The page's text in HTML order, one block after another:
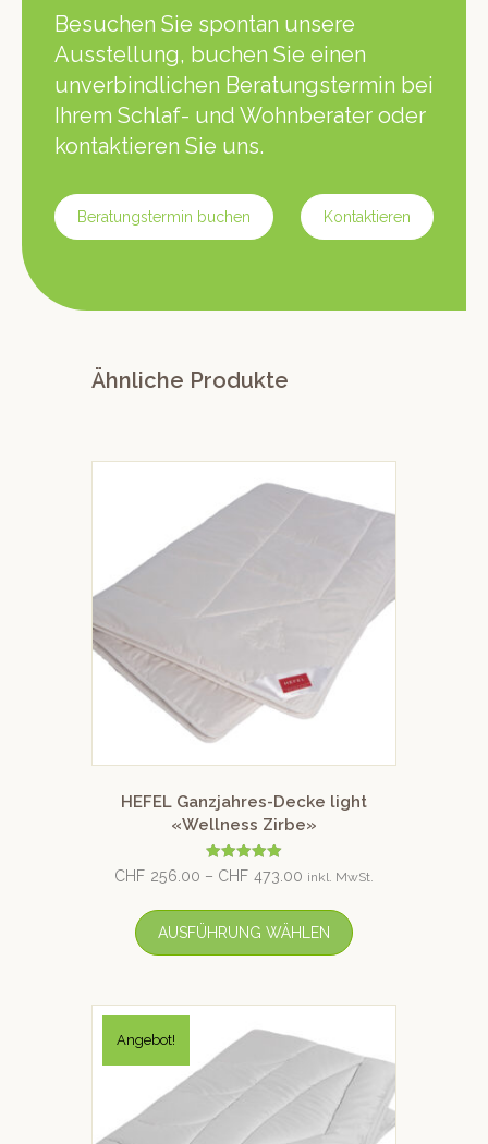
Besuchen Sie spontan unsere
Ausstellung, buchen Sie einen
unverbindlichen Beratungstermin bei
Ihrem Schlaf- und Wohnberater oder
kontaktieren Sie uns.
Beratungstermin buchen Kontaktieren
Ähnliche Produkte
HEFEL Ganzjahres-Decke light
«Wellness Zirbe»
Bewertet mit
5.00
CHF 256.00 – CHF 473.00 inkl. MwSt.
AUSFÜHRUNG WÄHLEN
Angebot!